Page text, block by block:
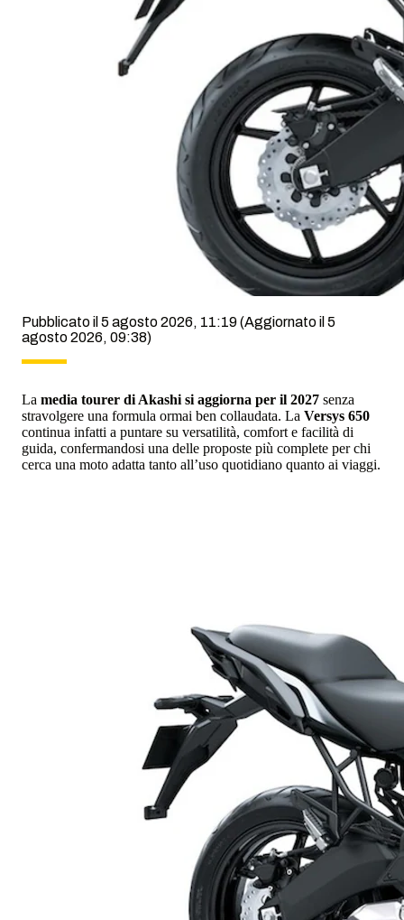
Pubblicato il 5 agosto 2026, 11:19(Aggiornato il 5
agosto 2026, 09:38)
La media tourer di Akashi si aggiorna per il 2027 senza
stravolgere una formula ormai ben collaudata. La Versys 650
continua infatti a puntare su versatilità, comfort e facilità di
guida, confermandosi una delle proposte più complete per chi
cerca una moto adatta tanto all’uso quotidiano quanto ai viaggi.